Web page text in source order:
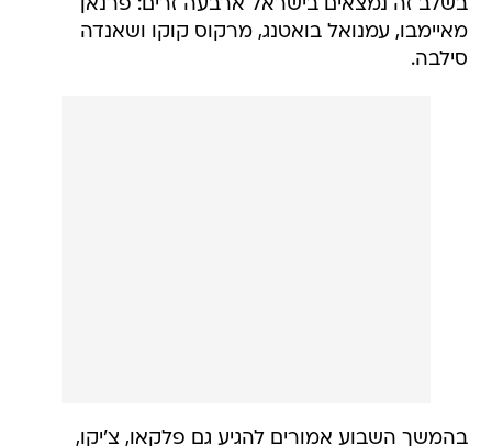
בשלב זה נמצאים בישראל ארבעה זרים: פרנאן
מאיימבו, עמנואל בואטנג, מרקוס קוקו ושאנדה
סילבה.
בהמשך השבוע אמורים להגיע גם פלקאו, צ'יקו,